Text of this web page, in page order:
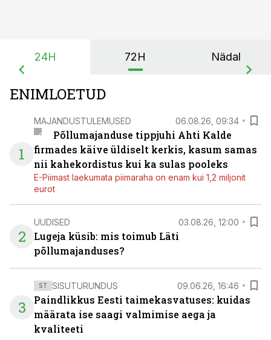
24H 72H Nädal
ENIMLOETUD
1
MAJANDUSTULEMUSED 06.08.26, 09:34
Põllumajanduse tippjuhi Ahti Kalde
firmades käive üldiselt kerkis, kasum samas
nii kahekordistus kui ka sulas pooleks
E-Piimast laekumata piimaraha on enam kui 1,2 miljonit
eurot
2
UUDISED 03.08.26, 12:00
Lugeja küsib: mis toimub Läti
põllumajanduses?
3
ST SISUTURUNDUS 09.06.26, 16:46
Paindlikkus Eesti taimekasvatuses: kuidas
määrata ise saagi valmimise aega ja
kvaliteeti